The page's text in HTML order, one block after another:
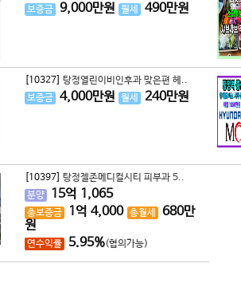
보증금 9,000만원 월세 490만원
[10327]
탕정열린이비인후과 맞은편 헤..
보증금 4,000만원 월세 240만원
[10397]
탕정젤존메디컬시티 피부과 5..
분양
15억 1,065
총보증금 1억 4,000 총월세 680만
원
연수익률 5.95%(협의가능)